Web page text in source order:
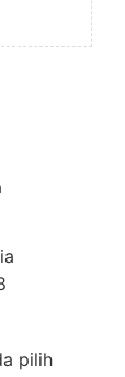
pilih